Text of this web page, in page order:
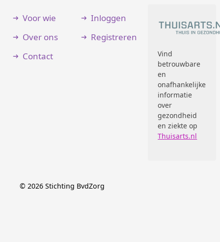
Voor wie
Over ons
Contact
Inloggen
Registreren
Vind
betrouwbare
en
onafhankelijke
informatie
over
gezondheid
en ziekte op
Thuisarts.nl
© 2026 Stichting BvdZorg